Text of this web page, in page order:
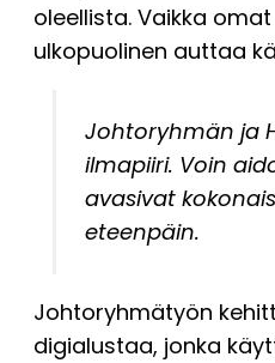
oleellista. Vaikka
ulkopuolinen auttaa
Johtoryhmän ja
ilmapiiri. Voin
avasivat
eteenpäin.
Johtoryhmätyön
digialustaa, jonka